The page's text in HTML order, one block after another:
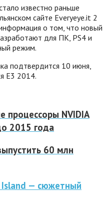
известно раньше
сайте Everyeye.it 2
о том, что новый
для ПК, PS4 и
режим.
подтвердится 10 июня,
Е3 2014.
процессоры NVIDIA
2015 года
60 млн
Island — сюжетный